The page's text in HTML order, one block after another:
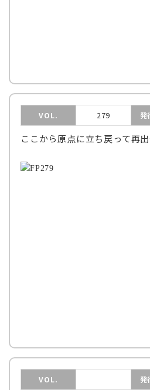
VOL. 279 発
ここから原点に立ち戻って再
VOL. 発